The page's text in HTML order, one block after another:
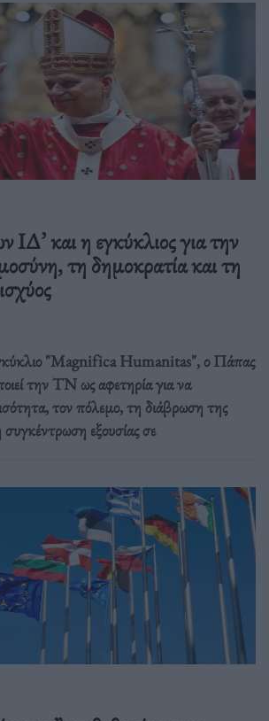
και η εγκύκλιος για την
τη δημοκρατία και τη
"Magnifica Humanitas", ο Πάπας
την ΤΝ ως αφετηρία για να
τον πόλεμο, τη διάβρωση της
εξουσίας σε